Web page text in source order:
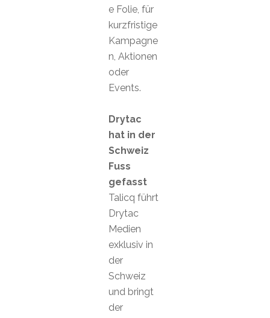
e Folie, für
kurzfristige
Kampagne
n, Aktionen
oder
Events.
Drytac
hat in der
Schweiz
Fuss
gefasst
Talicq führt
Drytac
Medien
exklusiv in
der
Schweiz
und bringt
der